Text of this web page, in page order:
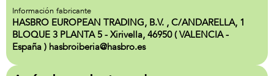
Información fabricante
HASBRO EUROPEAN TRADING, B.V. , C/ANDARELLA, 1
BLOQUE 3 PLANTA 5 - Xirivella, 46950 ( VALENCIA -
España ) hasbroiberia@hasbro.es